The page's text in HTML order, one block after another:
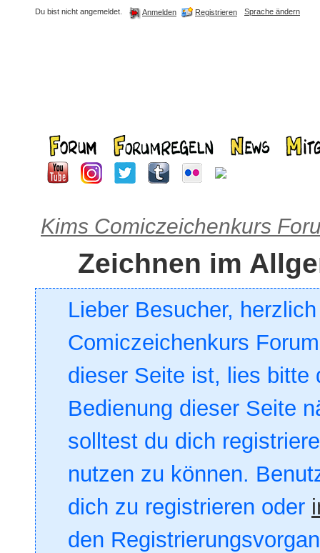
Du bist nicht angemeldet. Anmelden Registrieren Sprache ändern
Kims Comiczeichenkurs
Zeichnen im
Lieber Besucher,
Comiczeichenkurs
dieser Seite ist, lies bitte
Bedienung dieser Seite
solltest du dich
nutzen zu können.
dich zu registrieren oder
den